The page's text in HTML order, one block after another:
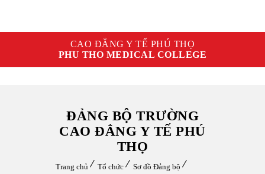
CAO ĐẲNG Y TẾ PHÚ THỌ
PHU THO MEDICAL COLLEGE
ĐẢNG BỘ TRƯỜNG
CAO ĐẲNG Y TẾ PHÚ
THỌ
Trang chủ Tổ chức
Sơ đồ Đảng bộ